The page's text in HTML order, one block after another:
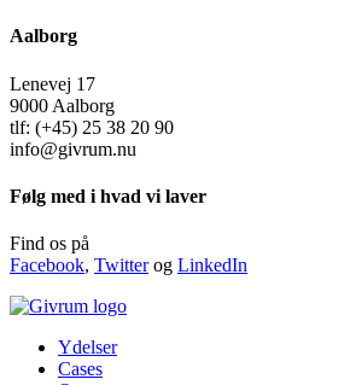
Aalborg
Lenevej 17
9000 Aalborg
tlf: (+45) 25 38 20 90
info@givrum.nu
Følg med i hvad vi laver
Find os på
Facebook, Twitterog LinkedIn
Ydelser
Cases